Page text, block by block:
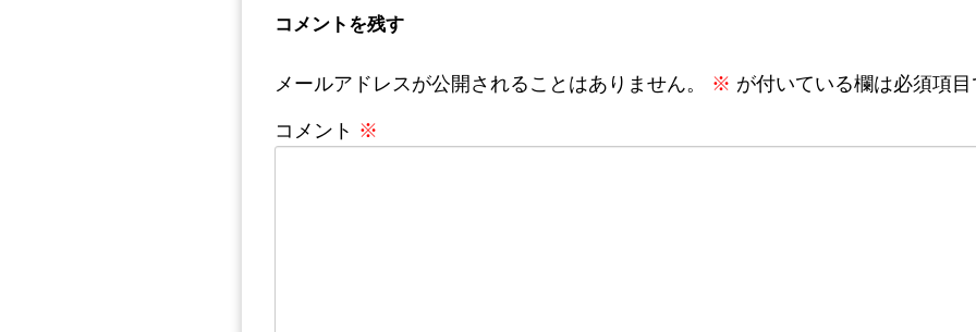
コメントを残す
メールアドレスが公開されることはありません。 ※ が付いている欄は必須項
コメント ※